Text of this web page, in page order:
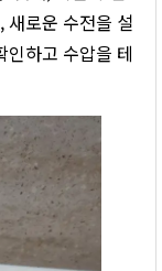
새로운 수전을 설
인하고 수압을 테